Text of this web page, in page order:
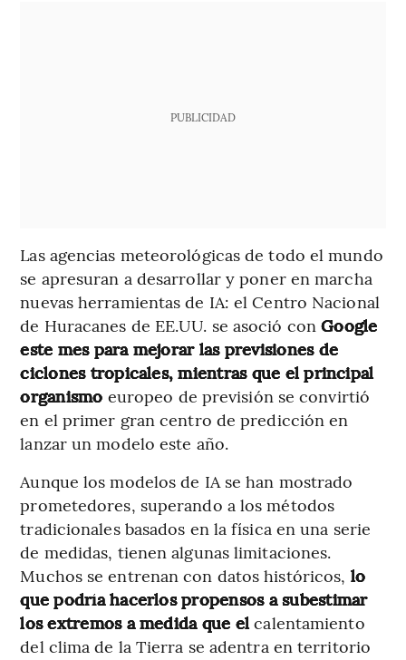
PUBLICIDAD
Las agencias meteorológicas de todo el mundo
se apresuran a desarrollar y poner en marcha
nuevas herramientas de IA: el Centro Nacional
de Huracanes de EE.UU. se asoció conGoogle
este mes para mejorar las previsiones de
ciclones tropicales, mientras que el principal
organismo europeo de previsión se convirtió
en el primer gran centro de predicción en
lanzar un modelo este año.
Aunque los modelos de IA se han mostrado
prometedores, superando a los métodos
tradicionales basados en la física en una serie
de medidas, tienen algunas limitaciones.
Muchos se entrenan con datos históricos, lo
que podría hacerlos propensos a subestimar
los extremos a medida que elcalentamiento
del clima de la Tierra se adentra en territorio